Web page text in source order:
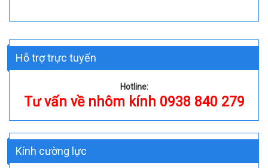
Hỗ trợ trực tuyến
Hotline:
Tư vấn về nhôm kính 0938 840 279
Kính cường lực